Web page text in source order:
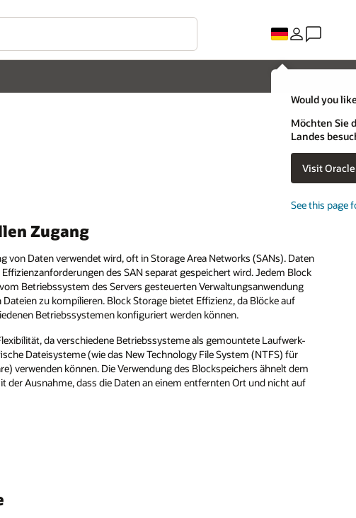
Would you
Möchten Sie
Landes
Visit
See this page
Zugang
von Daten verwendet wird, oft in Storage Area Networks (SANs). Daten
des SAN separat gespeichert wird. Jedem Block
Betriebssystem des Servers gesteuerten Verwaltungsanwendung
zu kompilieren. Block Storage bietet Effizienz, da Blöcke auf
Betriebssystemen konfiguriert werden können.
da verschiedene Betriebssysteme als gemountete Laufwerk-
Dateisysteme (wie das New Technology File System (NTFS) für
verwenden können. Die Verwendung des Blockspeichers ähnelt dem
der Ausnahme, dass die Daten an einem entfernten Ort und nicht auf